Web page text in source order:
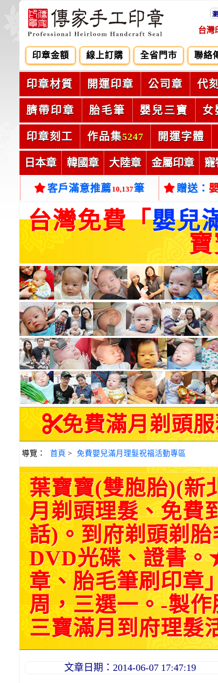
台灣
印章金額 線上訂購 全省門市 聯絡
印章材質 開運印章 公司章 代
臍帶印章 胎毛筆 嬰兒三寶 女
印章刻工 作品集5247 開運字體
日本章 韓國章 大陸章 金屬印章 寵
客戶滿意推薦10,137筆 贈送：
台灣免費「嬰兒
免費滿月剃頭服
導覽： 首頁 > 免費嬰兒滿月理髮祝福活動專區
葉寶寶(雙胞胎)(新
月剃頭理髮、免費
話)。到府剃頭剃
DVD光碟、證書
章、胎毛筆刷印章
周，三選一。-製
三寶滿月到府理髮
文章日期：2014-06-07 17:47:19